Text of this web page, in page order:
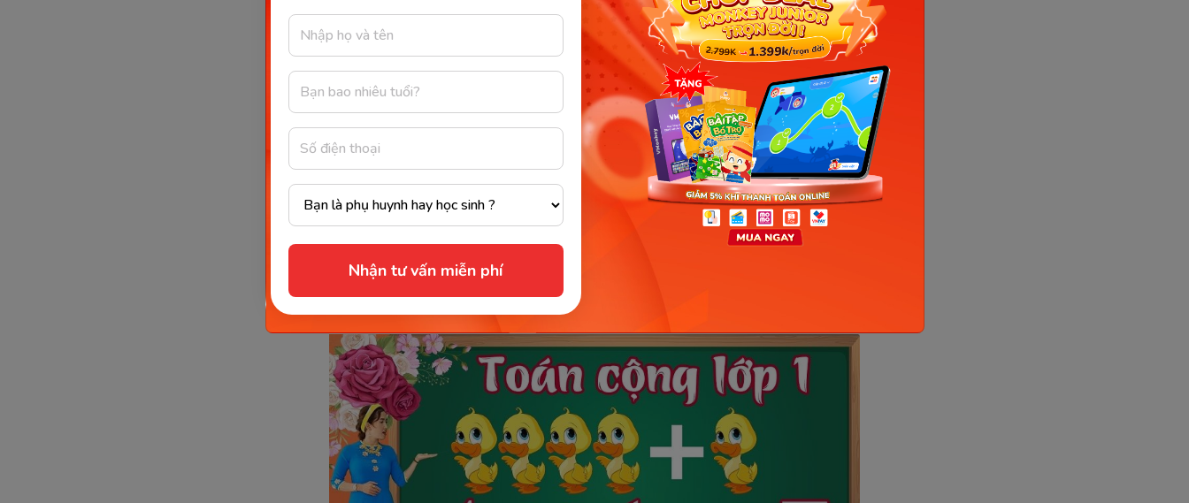
Nhận tư vấn miễn phí
nắm bắt thời gian này để có thể cùng bé học và không bỏ lỡ những kiến
thức mà chương trình đã đưa ra.
Có nên học toán lớp 1 trên VTV7
VTV7 là kênh dạy học toán trực tuyến hoàn toàn miễn phí,thuộc kênh
của Đài Truyền Hình Việt Nam sản xuất nhằm mục đíchnâng cao hiệu
quả học tập trực tuyến của bé tốt hơn.
Đồng thời, nội dung dạy học trên kênh đều
phối hợp cùng với Bộ GDĐT
nên đảm bảo phù hợp với chương trình giáo dục phát triển năng lực mới
nhất. Giúp bédễ dàng theo học, cũng như tiếp thu một cách hiệu quả
hơn.